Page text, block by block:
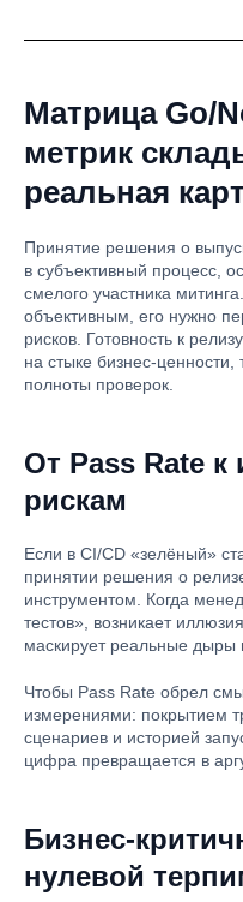
Матрица Go/
метрик
реальная
Принятие решения о
в субъективный процесс,
смелого участника
объективным, его нужно
рисков. Готовность к
на стыке бизнес-ценности,
полноты проверок.
От Pass Rate
рискам
Если в CI/CD «зелёный»
принятии решения о
инструментом. Когда
тестов», возникает
маскирует реальные дыры
Чтобы Pass Rate обрел
измерениями: покрытием
сценариев и историей
цифра превращается в
Бизнес-
нулевой